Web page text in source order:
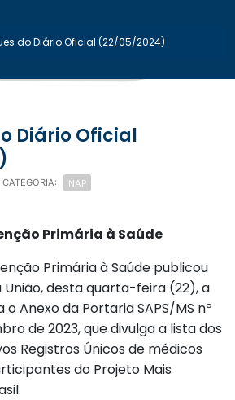
do Diário Oficial (22/05/2024)
CATEGORIA: NAP
Primária à Saúde
Primária à Saúde publicou
União, desta quarta-feira (22), a
Anexo da Portaria SAPS/MS nº
de 2023, que divulga a lista dos
Registros Únicos de médicos
do Projeto Mais